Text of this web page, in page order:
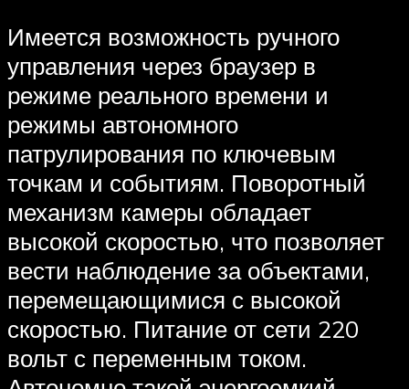
Имеется возможность ручного
управления через браузер в
режиме реального времени и
режимы автономного
патрулирования по ключевым
точкам и событиям. Поворотный
механизм камеры обладает
высокой скоростью, что позволяет
вести наблюдение за объектами,
перемещающимися с высокой
скоростью. Питание от сети 220
вольт с переменным током.